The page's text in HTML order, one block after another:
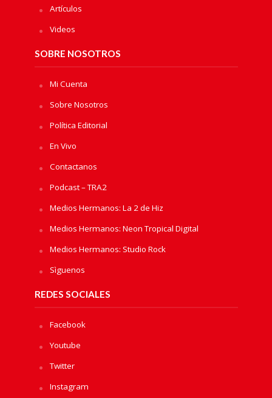
Artículos
Videos
SOBRE NOSOTROS
Mi Cuenta
Sobre Nosotros
Política Editorial
En Vivo
Contactanos
Podcast – TRA2
Medios Hermanos: La 2 de Hiz
Medios Hermanos: Neon Tropical Digital
Medios Hermanos: Studio Rock
Sìguenos
REDES SOCIALES
Facebook
Youtube
Twitter
Instagram